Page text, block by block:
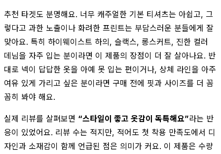
추천 타겟도 분명해요. 너무 캐주얼한 기본 티셔츠는 아쉽고, 그
렇다고 과한 노출이나 화려한 프린트는 부담스러운 분들에게 잘
맞아요. 특히 하이웨이스트 하의, 슬랙스, 롱스커트, 진한 컬러
데님을 자주 입는 분이라면 이 제품의 장점이 더 잘 살아나요. 반
대로 넥이 답답한 옷을 아예 못 입는 편이거나, 상체 라인을 아주
여유 있게 가리고 싶은 분이라면 구매 전에 핏과 사이즈를 더 꼼
꼼히 봐야 해요.
실제 리뷰를 살펴보면 “스타일이 좋고 옷감이 독특해요”라는 반
응이 있었어요. 리뷰 수는 적지만, 적어도 첫 착용 만족도에서 디
자인과 소재감이 함께 언급된 점은 의미가 커요. 이 제품은 수량